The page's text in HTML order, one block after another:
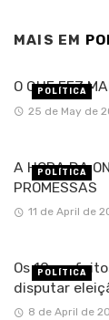
MAIS EM
O QUE FEZ
25 de May de
POLÍTICA
A HORA DA
PROMESSAS
11 de April de
POLÍTICA
Os 10
disputar
8 de April de
POLÍTICA